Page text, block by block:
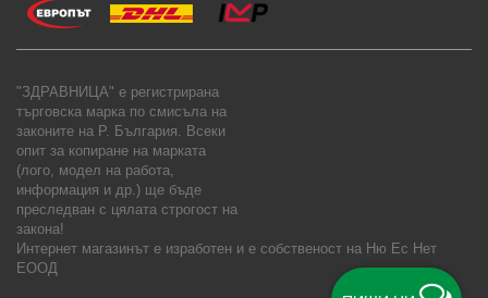
"ЗДРАВНИЦА" е регистрирана
търговска марка по смисъла на
законите на Р. България. Всеки
опит за копиране на марката
(лого, модел на работа,
информация и др.) ще бъде
преследван с цялата строгост на
закона!
Интернет магазинът е изработен и е собственост на Ню Ес Нет
ЕООД